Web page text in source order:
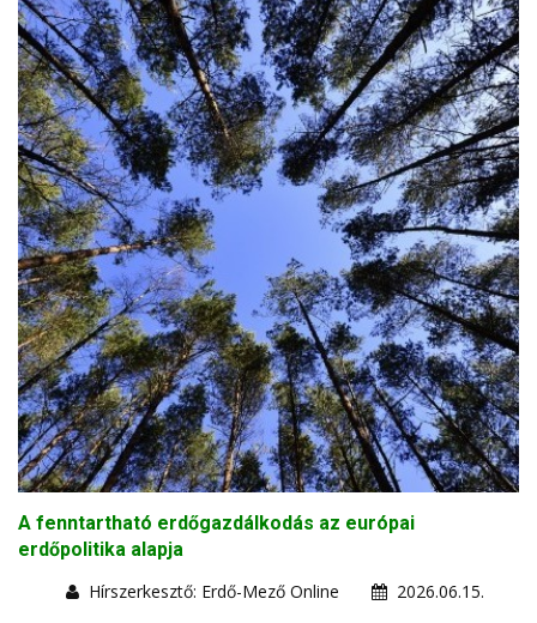
A fenntartható erdőgazdálkodás az európai
erdőpolitika alapja
Hírszerkesztő: Erdő-Mező Online
2026.06.15.